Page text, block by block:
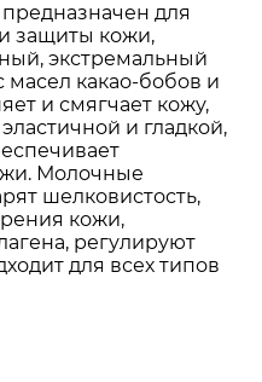
для
защиты кожи,
экстремальный
масел какао-бобов и
и смягчает кожу,
и гладкой,
Молочные
шелковистость,
кожи,
регулируют
для всех типов